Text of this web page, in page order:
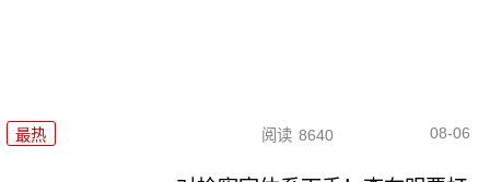
最热 阅读 8640 08-06